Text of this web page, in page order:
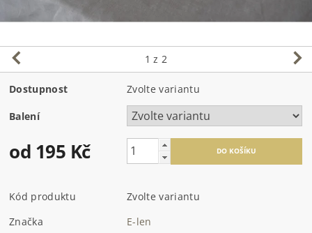
1 z 2
Dostupnost Zvolte variantu
Balení
od 195 Kč
Kód produktu
Zvolte variantu
Značka
E-len